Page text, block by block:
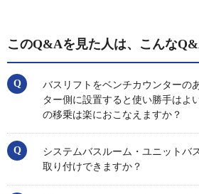
このQ&Aを見た人は、こんな
バスリフトをベンチカウンターの
ター側に設置すると使い勝手はよ
の移乗は楽におこなえますか？
システムバスルーム・ユニットバ
取り付けできますか？